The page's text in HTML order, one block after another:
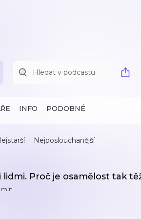
INFO PODOBNÉ
Nejposlouchanější
lidmi. Proč je osamělost tak
min